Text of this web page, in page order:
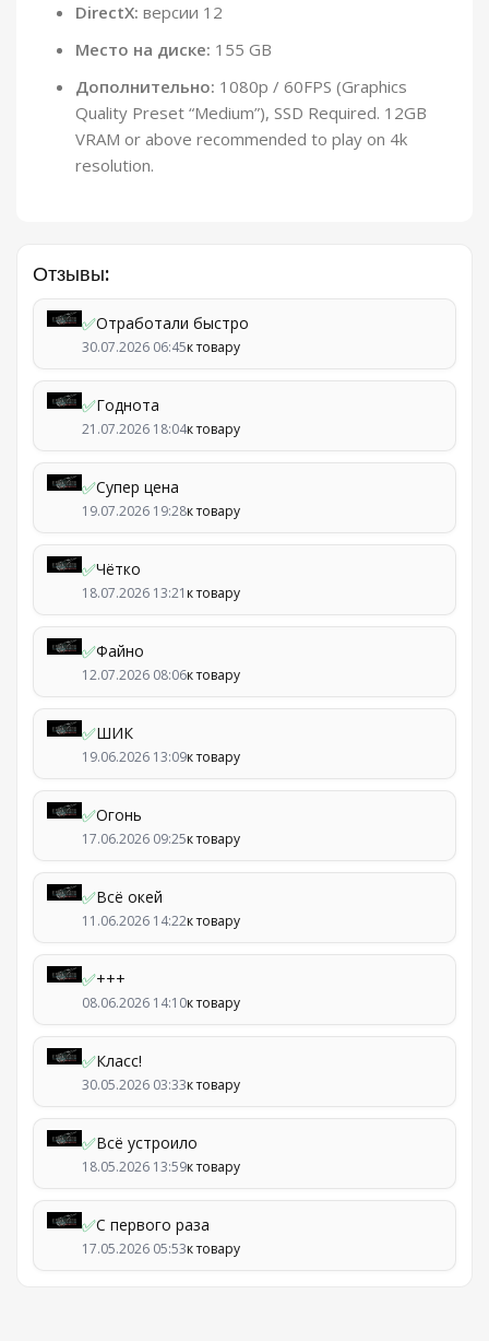
DirectX: версии 12
Место на диске: 155 GB
Дополнительно: 1080p / 60FPS (Graphics
Quality Preset “Medium”), SSD Required. 12GB
VRAM or above recommended to play on 4k
resolution.
Отзывы:
✅Отработали быстро
30.07.2026 06:45к товару
✅Годнота
21.07.2026 18:04к товару
✅Супер цена
19.07.2026 19:28к товару
✅Чётко
18.07.2026 13:21 к товару
✅Файно
12.07.2026 08:06к товару
✅ШИК
19.06.2026 13:09к товару
✅Огонь
17.06.2026 09:25к товару
✅Всё окей
11.06.2026 14:22к товару
✅+++
08.06.2026 14:10к товару
✅Класс!
30.05.2026 03:33к товару
✅Всё устроило
18.05.2026 13:59к товару
✅С первого раза
17.05.2026 05:53к товару